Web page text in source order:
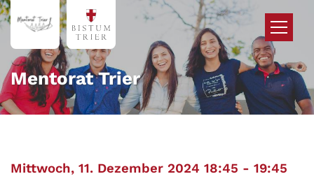
Zum Inhalt springen
Mentorat Trier
Mittwoch, 11. Dezember 2024 18:45 - 19:45